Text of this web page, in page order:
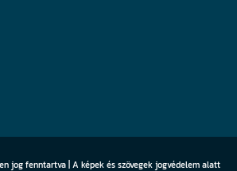
jog fenntartva | A képek és szövegek jogvédelem alatt